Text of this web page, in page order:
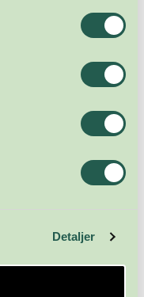
Detaljer